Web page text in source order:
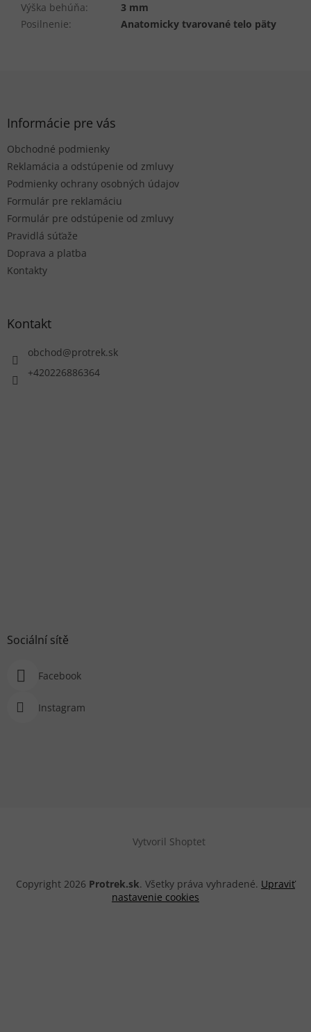
Výška behúňa:
3 mm
Posilnenie: Anatomicky tvarované telo päty
Informácie pre vás
Obchodné podmienky
Reklamácia a odstúpenie od zmluvy
Podmienky ochrany osobných údajov
Formulár pre reklamáciu
Formulár pre odstúpenie od zmluvy
Pravidlá súťaže
Doprava a platba
Kontakty
Kontakt
obchod@protrek.sk
+420226886364
Sociální sítě
Facebook
Instagram
Vytvoril Shoptet
Copyright 2026 Protrek.sk. Všetky práva vyhradené. Upraviť
nastavenie cookies